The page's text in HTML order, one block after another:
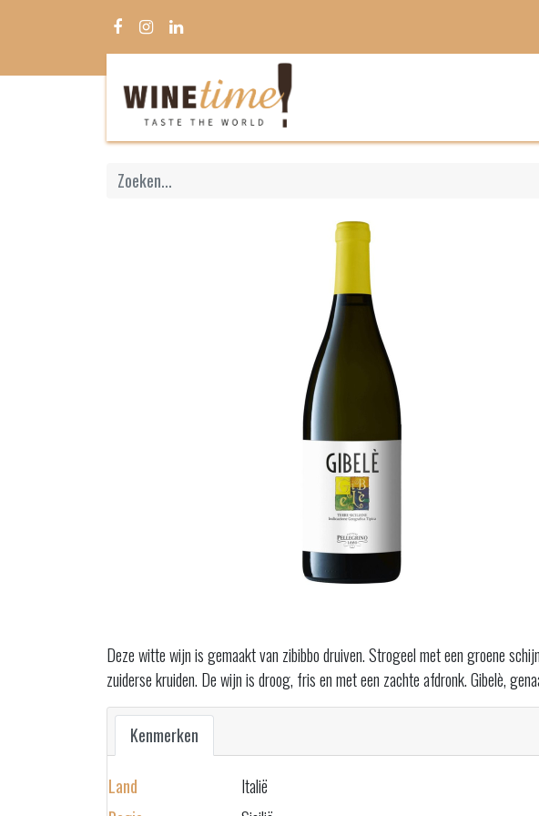
Deze witte wijn is gemaakt van zibibbo druiven. Strogeel met een groene
zuiderse kruiden. De wijn is droog, fris en met een zachte afdronk. Gibelè,
Kenmerken
Land
Italië